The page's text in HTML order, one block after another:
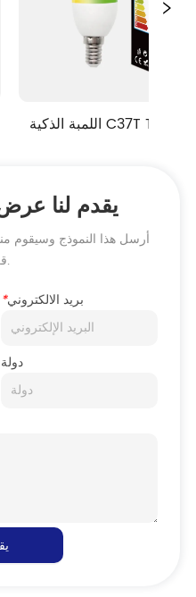
اللمبة الذكية C37T TUYA سلسلة
يقدم لنا
أرسل هذا النموذج وسيقوم
قريبًا.
*بريد الالكتروني
دولة